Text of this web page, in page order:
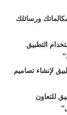
ورسائلك
التطبيق
لإنشاء تصاميم
للتعاون